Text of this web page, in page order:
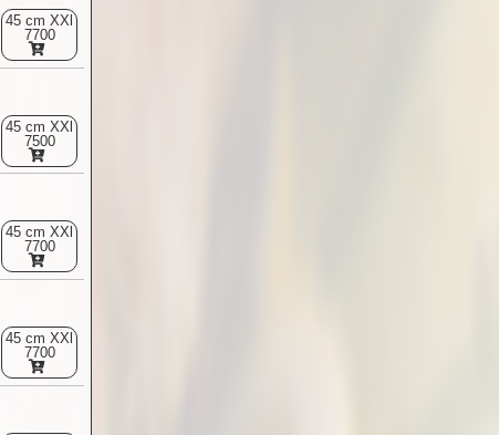
45 cm XXl
7700
45 cm XXl
7500
45 cm XXl
7700
45 cm XXl
7700